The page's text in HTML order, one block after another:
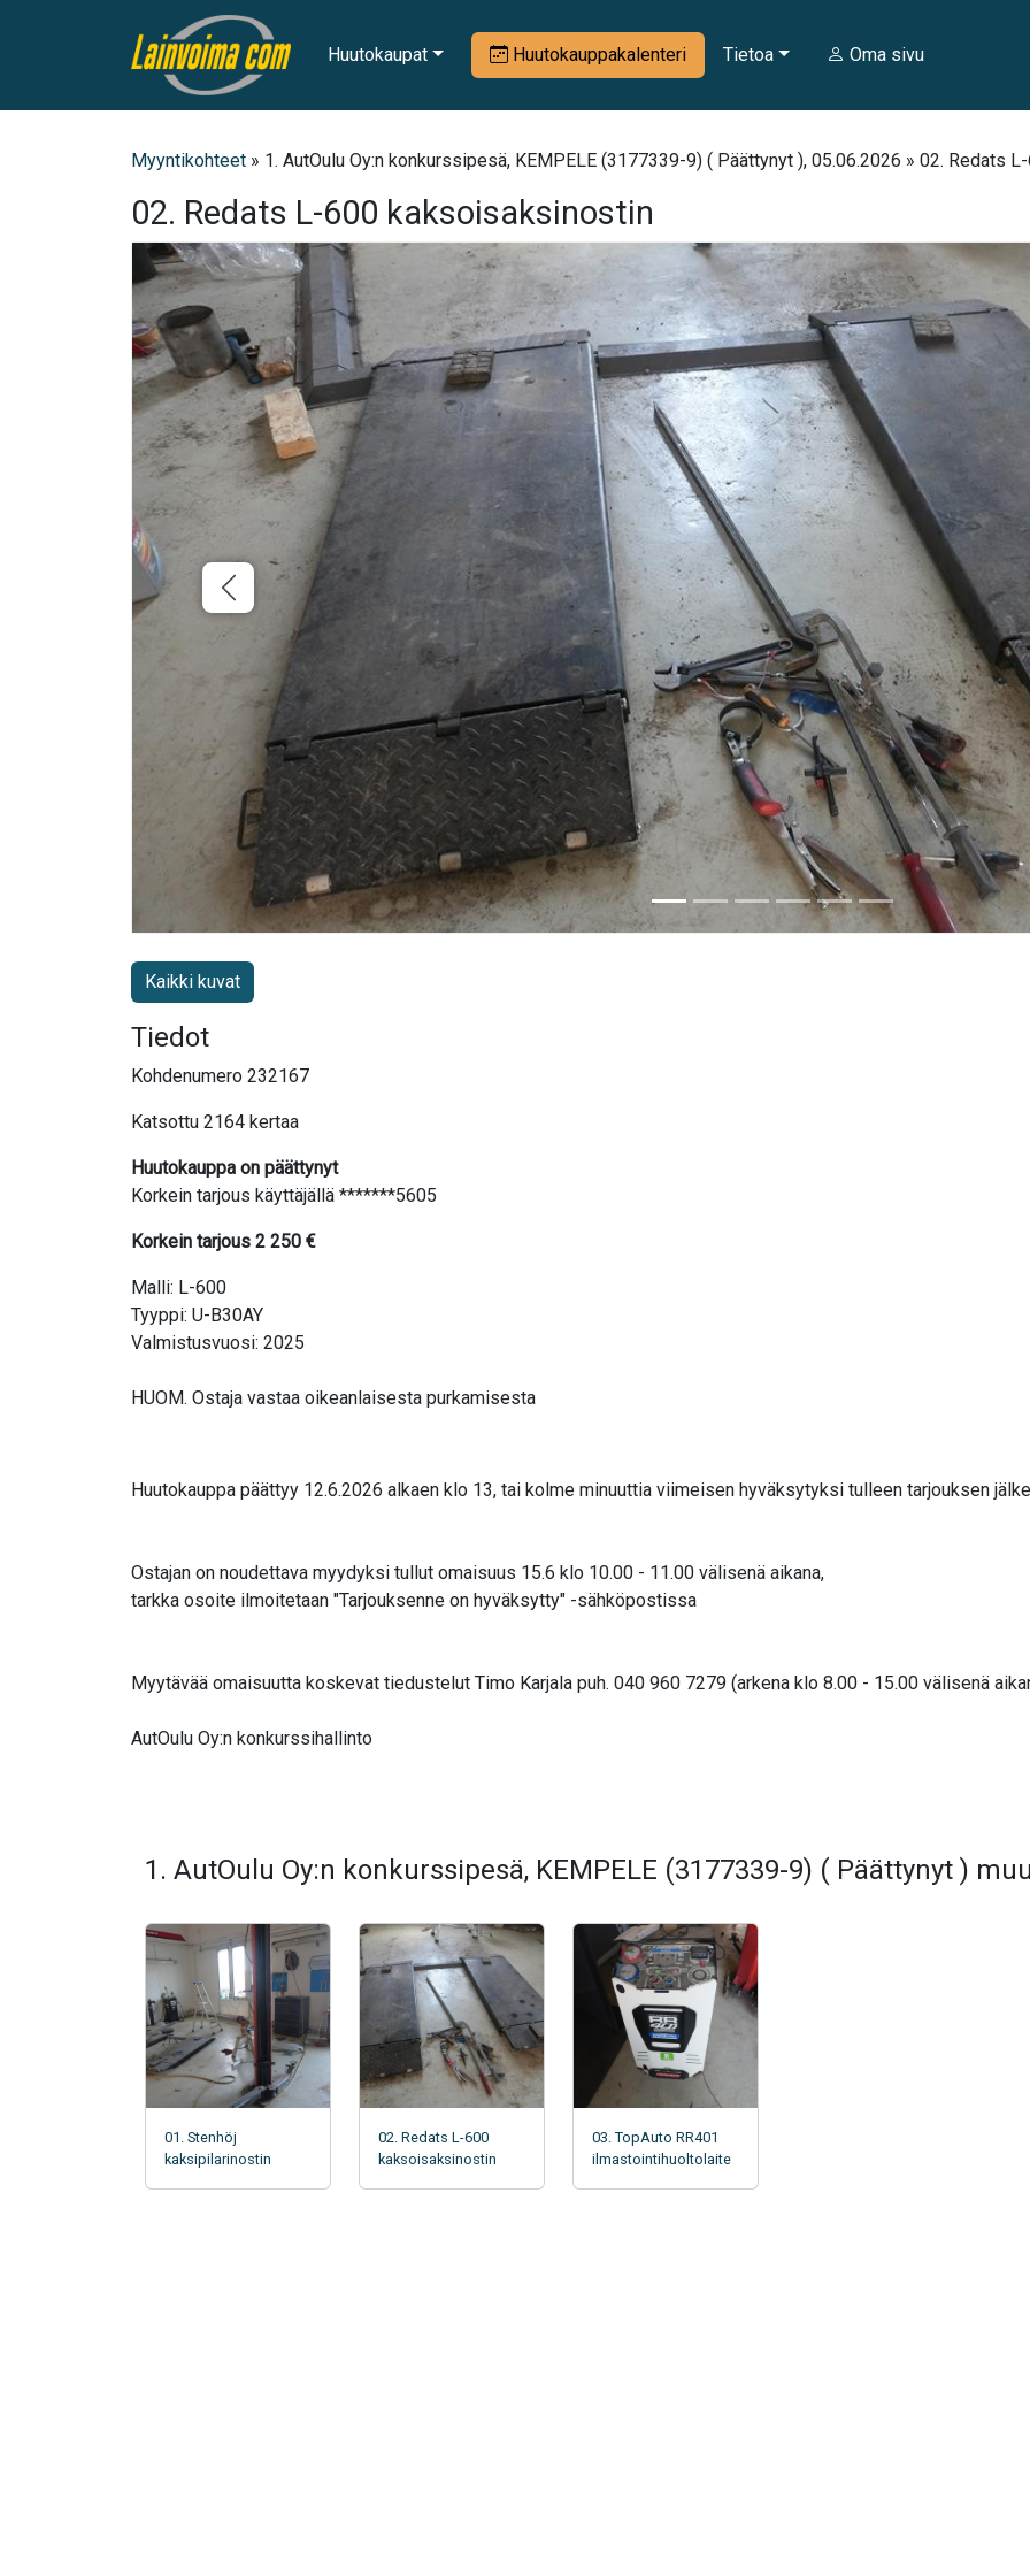
Huutokaupat Huutokauppakalenteri Tietoa Oma sivu
Myyntikohteet » 1. AutOulu Oy:n konkurssipesä, KEMPELE (3177339-9) ( Päättynyt ), 05.06.2026 » 02. Redats
02. Redats L-600 kaksoisaksinostin
Kaikki kuvat
Tiedot
Kohdenumero 232167
Katsottu 2164 kertaa
Huutokauppa on päättynyt
Korkein tarjous käyttäjällä *******5605
Korkein tarjous 2 250 €
Malli: L-600
Tyyppi: U-B30AY
Valmistusvuosi: 2025
HUOM. Ostaja vastaa oikeanlaisesta purkamisesta
Huutokauppa päättyy 12.6.2026 alkaen klo 13, tai kolme minuuttia viimeisen hyväksytyksi tulleen tarjouksen
Ostajan on noudettava myydyksi tullut omaisuus 15.6 klo 10.00 - 11.00 välisenä aikana,
tarkka osoite ilmoitetaan "Tarjouksenne on hyväksytty" -sähköpostissa
Myytävää omaisuutta koskevat tiedustelut Timo Karjala puh. 040 960 7279 (arkena klo 8.00 - 15.00 välisenä
AutOulu Oy:n konkurssihallinto
1. AutOulu Oy:n konkurssipesä, KEMPELE (3177339-9) ( Päättynyt )
01. Stenhöj
kaksipilarinostin
02. Redats L-600
kaksoisaksinostin
03. TopAuto RR401
ilmastointihuoltolaite